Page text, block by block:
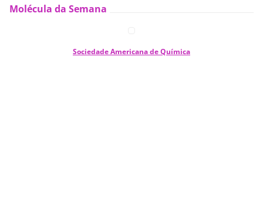
Molécula da Semana
Sociedade Americana de Química